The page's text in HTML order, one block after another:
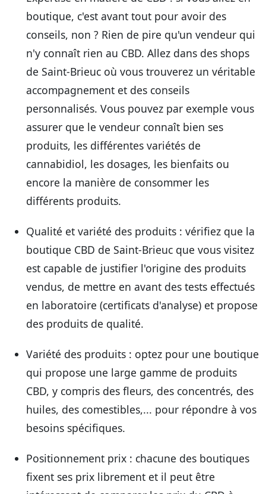
boutique, c'est avant tout pour avoir des
conseils, non ? Rien de pire qu'un vendeur qui
n'y connaît rien au CBD. Allez dans des shops
de Saint-Brieuc où vous trouverez un véritable
accompagnement et des conseils
personnalisés. Vous pouvez par exemple vous
assurer que le vendeur connaît bien ses
produits, les différentes variétés de
cannabidiol, les dosages, les bienfaits ou
encore la manière de consommer les
différents produits.
Qualité et variété des produits : vérifiez que la
boutique CBD de Saint-Brieuc que vous visitez
est capable de justifier l'origine des produits
vendus, de mettre en avant des tests effectués
en laboratoire (certificats d'analyse) et propose
des produits de qualité.
Variété des produits : optez pour une boutique
qui propose une large gamme de produits
CBD, y compris des fleurs, des concentrés, des
huiles, des comestibles,... pour répondre à vos
besoins spécifiques.
Positionnement prix : chacune des boutiques
fixent ses prix librement et il peut être